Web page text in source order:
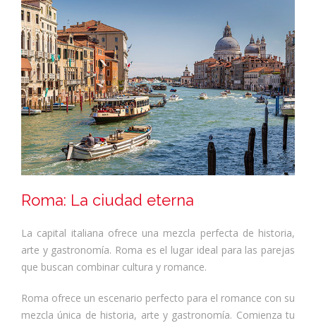
Roma: La ciudad eterna
La capital italiana ofrece una mezcla perfecta de historia,
arte y gastronomía. Roma es el lugar ideal para las parejas
que buscan combinar cultura y romance.
Roma ofrece un escenario perfecto para el romance con su
mezcla única de historia, arte y gastronomía. Comienza tu